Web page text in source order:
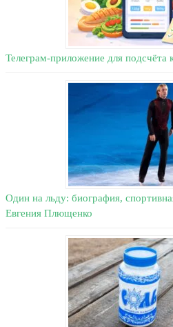
Телеграм-приложение для
Один на льду: биография,
Евгения Плющенко